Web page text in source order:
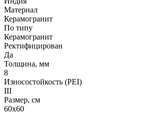
Материал
Керамогранит
По типу
Керамогранит
Ректифицирован
Да
Толщина, мм
8
Износостойкость (PEI)
III
Размер, см
60х60